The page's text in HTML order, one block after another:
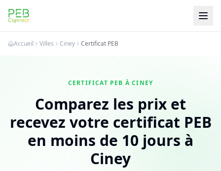
PEB Connect
Accueil Villes Ciney Certificat PEB
CERTIFICAT PEB À CINEY
Comparez les prix et
recevez votre certificat PEB
en moins de 10 jours à
Ciney